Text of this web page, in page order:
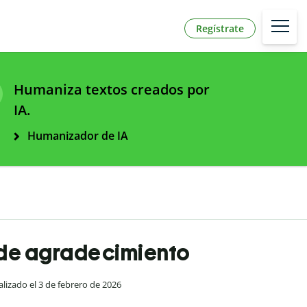
Regístrate
Humaniza textos creados por
IA.
Humanizador de IA
agradecimiento
el 3 de febrero de 2026